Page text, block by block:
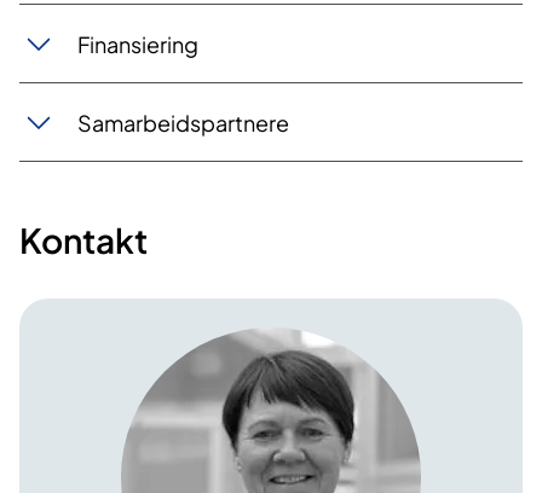
Finansiering
Samarbeidspartnere
Kontakt